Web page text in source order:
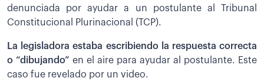
denunciada por ayudar a un postulante al Tribunal
Constitucional Plurinacional (TCP).
La legisladora estaba escribiendo la respuesta correcta
o “dibujando” en el aire para ayudar al postulante. Este
caso fue revelado por un video.